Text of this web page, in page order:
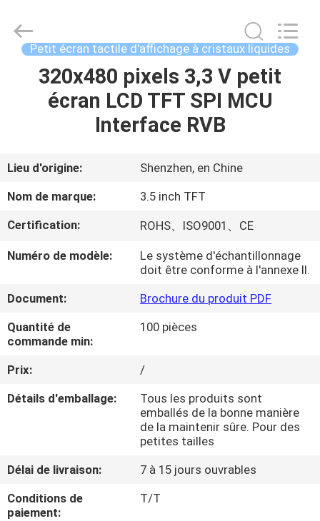
PRODUITS
À
DE
NOUS
VISITE
LA
QUALITÉ
Shenzhen
ChengHao
OptoelectronicPetit écran tactile d'affichage à cristaux liquides
320x480 pixels 3,3 V petit
écran LCD TFT SPI MCU
Interface RVB
Lieu d'origine:
Shenzhen, en Chine
Nom de marque:
3.5 inch TFT
Certification:
ROHS、ISO9001、CE
Numéro de modèle:
Le système d'échantillonnage
doit être conforme à l'annexe II.
Document:
Brochure du produit PDF
Quantité de
commande min:
100 pièces
Prix:
/
Détails d'emballage:
Tous les produits sont
emballés de la bonne manière
de la maintenir sûre. Pour des
petites tailles
Délai de livraison:
7 à 15 jours ouvrables
Conditions de
paiement:
T/T